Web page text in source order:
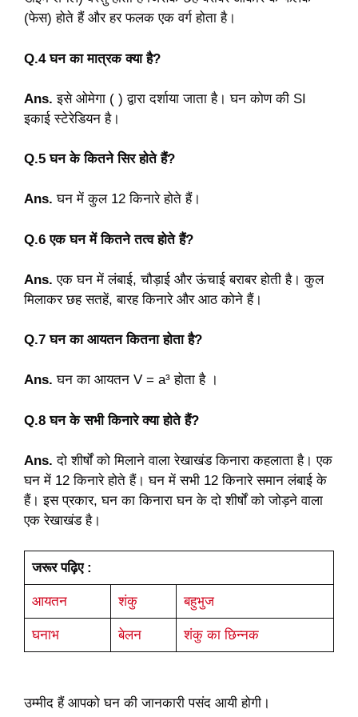
(फेस) होते हैं और हर फलक एक वर्ग होता है।
Q.4 घन का मात्रक क्या है?
Ans.इसे ओमेगा ( ) द्वारा दर्शाया जाता है। घन कोण की SI
इकाई स्टेरेडियन है।
Q.5 घन के कितने सिर होते हैं?
Ans.घन में कुल 12 किनारे होते हैं।
Q.6 एक घन में कितने तत्व होते हैं?
Ans.एक घन में लंबाई, चौड़ाई और ऊंचाई बराबर होती है। कुल
मिलाकर छह सतहें, बारह किनारे और आठ कोने हैं।
Q.7 घन का आयतन कितना होता है?
Ans.घन का आयतन V = a³ होता है ।
Q.8 घन के सभी किनारे क्या होते हैं?
Ans.दो शीर्षों को मिलाने वाला रेखाखंड किनारा कहलाता है। एक
घन में 12 किनारे होते हैं। घन में सभी 12 किनारे समान लंबाई के
हैं। इस प्रकार, घन का किनारा घन के दो शीर्षों को जोड़ने वाला
एक रेखाखंड है।
जरूर पढ़िए :
आयतन शंकु बहुभुज
घनाभ बेलन शंकु का छिन्नक
उम्मीद हैं आपको घन की जानकारी पसंद आयी होगी।